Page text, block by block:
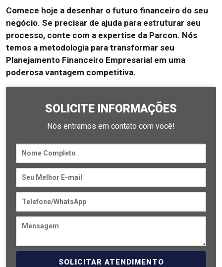
Comece hoje a desenhar o futuro financeiro do seu
negócio. Se precisar de ajuda para estruturar seu
processo, conte com a expertise da Parcon. Nós
temos a metodologia para transformar seu
Planejamento Financeiro Empresarial em uma
poderosa vantagem competitiva.
SOLICITE INFORMAÇÕES
Nós entramos em contato com você!
SOLICITAR ATENDIMENTO